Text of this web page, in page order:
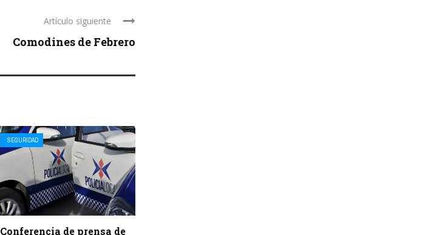
Artículo siguiente
Comodines de Febrero
SEGURIDAD
Conferencia de prensa de